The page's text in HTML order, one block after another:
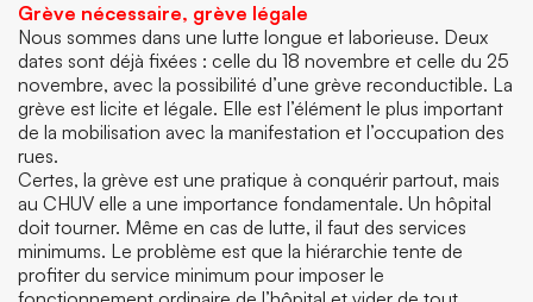
Grève nécessaire, grève légale
Nous sommes dans une lutte longue et laborieuse. Deux
dates sont déjà fixées : celle du 18 novembre et celle du 25
novembre, avec la possibilité d’une grève reconductible. La
grève est licite et légale. Elle est l’élément le plus important
de la mobilisation avec la manifestation et l’occupation des
rues.
Certes, la grève est une pratique à conquérir partout, mais
au CHUV elle a une importance fondamentale. Un hôpital
doit tourner. Même en cas de lutte, il faut des services
minimums. Le problème est que la hiérarchie tente de
profiter du service minimum pour imposer le